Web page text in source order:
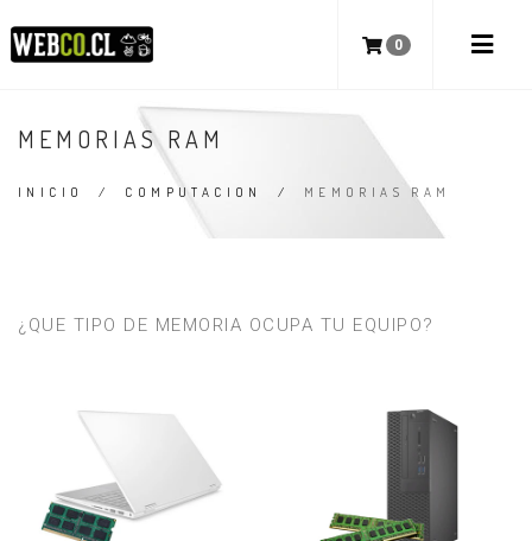
0
MEMORIAS RAM
INICIO / COMPUTACION / MEMORIAS RAM
¿QUE TIPO DE MEMORIA OCUPA TU EQUIPO?